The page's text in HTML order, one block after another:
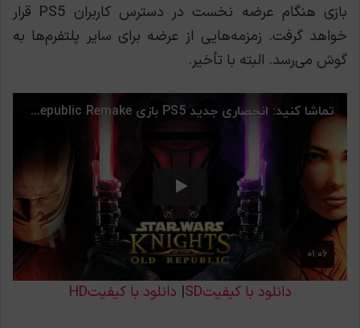
بازی هنگام عرضه نخست در دسترس کاربران PS5 قرار
خواهد گرفت. زمزمه‌هایی از عرضه برای سایر پلتفرم‌ها به
گوش می‌رسد. البته با تأخیر.
دانلود با کیفیتSD | دانلود با کیفیتHD